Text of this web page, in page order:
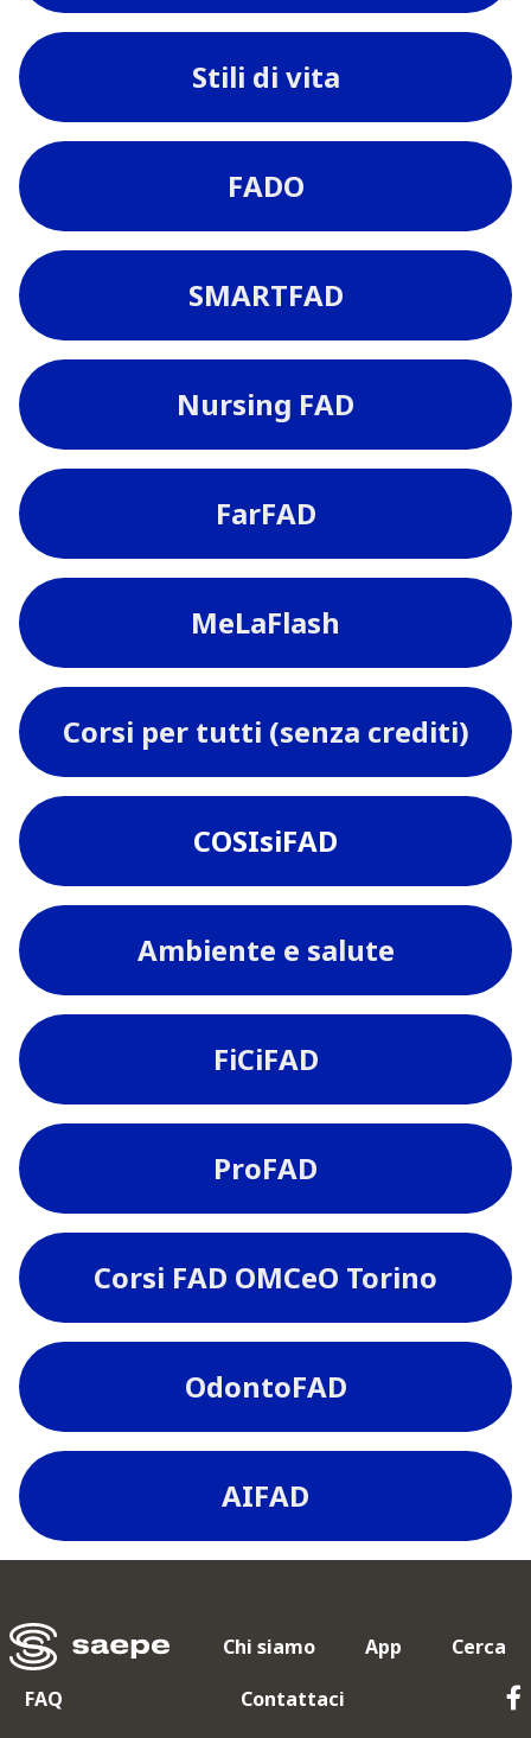
Stili di vita
FADO
SMARTFAD
Nursing FAD
FarFAD
MeLaFlash
Corsi per tutti (senza crediti)
COSIsiFAD
Ambiente e salute
FiCiFAD
ProFAD
Corsi FAD OMCeO Torino
OdontoFAD
AIFAD
Chi siamo App
Cerca
FAQ
Contattaci